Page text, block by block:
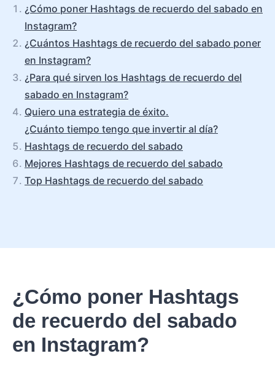
¿Cómo poner Hashtags de recuerdo del sabado en
Instagram?
¿Cuántos Hashtags de recuerdo del sabado poner
en Instagram?
¿Para qué sirven los Hashtags de recuerdo del
sabado en Instagram?
Quiero una estrategia de éxito.
¿Cuánto tiempo tengo que invertir al día?
Hashtags de recuerdo del sabado
Mejores Hashtags de recuerdo del sabado
Top Hashtags de recuerdo del sabado
¿Cómo poner Hashtags
de recuerdo del sabado
en Instagram?